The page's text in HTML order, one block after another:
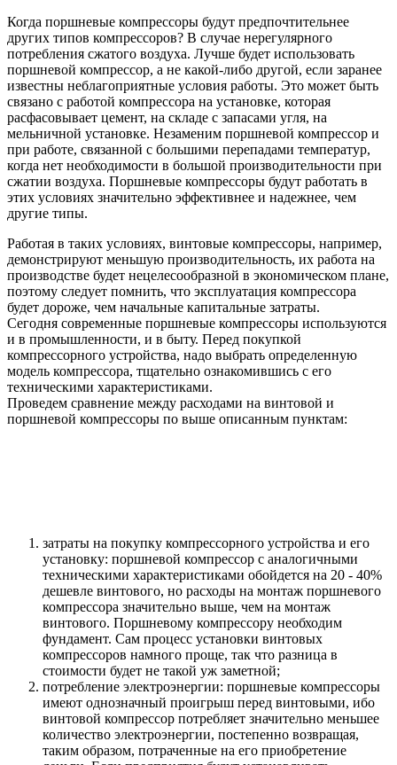
Когда поршневые компрессоры будут предпочтительнее
других типов компрессоров? В случае нерегулярного
потребления сжатого воздуха. Лучше будет использовать
поршневой компрессор, а не какой-либо другой, если заранее
известны неблагоприятные условия работы. Это может быть
связано с работой компрессора на установке, которая
расфасовывает цемент, на складе с запасами угля, на
мельничной установке. Незаменим поршневой компрессор и
при работе, связанной с большими перепадами температур,
когда нет необходимости в большой производительности при
сжатии воздуха. Поршневые компрессоры будут работать в
этих условиях значительно эффективнее и надежнее, чем
другие типы.
Работая в таких условиях, винтовые компрессоры, например,
демонстрируют меньшую производительность, их работа на
производстве будет нецелесообразной в экономическом плане,
поэтому следует помнить, что эксплуатация компрессора
будет дороже, чем начальные капитальные затраты.
Сегодня современные поршневые компрессоры используются
и в промышленности, и в быту. Перед покупкой
компрессорного устройства, надо выбрать определенную
модель компрессора, тщательно ознакомившись с его
техническими характеристиками.
Проведем сравнение между расходами на винтовой и
поршневой компрессоры по выше описанным пунктам:
затраты на покупку компрессорного устройства и его
установку: поршневой компрессор с аналогичными
техническими характеристиками обойдется на 20 - 40%
дешевле винтового, но расходы на монтаж поршневого
компрессора значительно выше, чем на монтаж
винтового. Поршневому компрессору необходим
фундамент. Сам процесс установки винтовых
компрессоров намного проще, так что разница в
стоимости будет не такой уж заметной;
потребление электроэнергии: поршневые компрессоры
имеют однозначный проигрыш перед винтовыми, ибо
винтовой компрессор потребляет значительно меньшее
количество электроэнергии, постепенно возвращая,
таким образом, потраченные на его приобретение